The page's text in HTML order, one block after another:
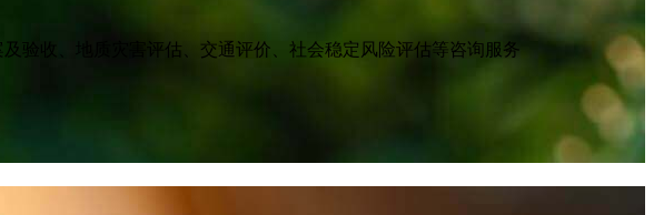
验收、地质灾害评估、交通评价、社会稳定风险评估等咨询服务